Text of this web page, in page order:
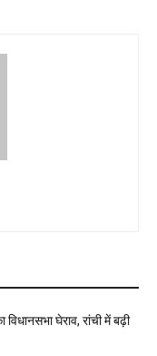
घेराव, रांची में बढ़ी